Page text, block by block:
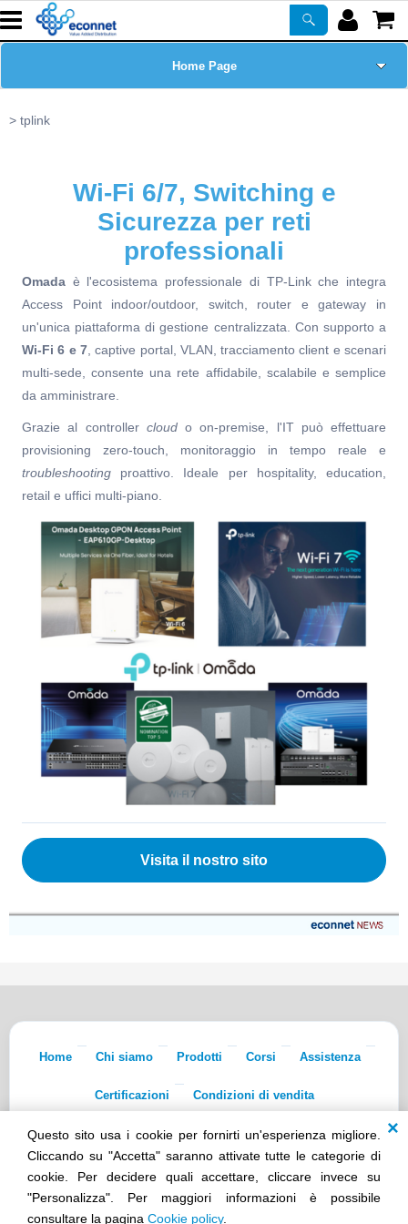
Questo sito usa i cookie per fornirti un'esperienza migliore.
Cliccando su "Accetta" saranno attivate tutte le categorie di
cookie. Per decidere quali accettare, cliccare invece su
"Personalizza". Per maggiori informazioni è possibile
consultare la pagina Cookie policy.
Home Page
ASSISTENZA
Certificazioni
Newsletter
tplink
Wi-Fi 6/7, Switching e
Sicurezza per reti
professionali
Omada è l'ecosistema professionale di TP-Link che integra
Access Point indoor/outdoor, switch, router e gateway in
un'unica piattaforma di gestione centralizzata. Con supporto a
Wi-Fi 6 e 7, captive portal, VLAN, tracciamento client e scenari
multi-sede, consente una rete affidabile, scalabile e semplice
da amministrare.
Grazie al controller cloudo on-premise, l'IT può effettuare
provisioning zero-touch, monitoraggio in tempo reale e
troubleshooting proattivo. Ideale per hospitality, education,
retail e uffici multi-piano.
Visita il nostro sito
Home Chi siamo Prodotti Corsi Assistenza
Certificazioni Condizioni di vendita
Econnet s.r.l. · Sede Legale: Via Dei Lapidari 20/B · 40129 Bologna · Tel.
051/5873322· Fax 051/7456973 · iscr. REA BO-0481011 · P.IVA
Società soggetta all'attività di direzione e coordinamento di Skillworks
Holding s.r.l. · Sede Legale: Via Vittorio Emanuele II 28 · Roncadelle (BS)
- C.F. 04151440981